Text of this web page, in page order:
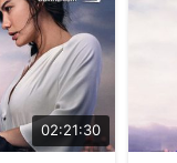
02:21:30